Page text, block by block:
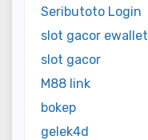
Seributoto Login
slot gacor ewallet
slot gacor
M88 link
bokep
gelek4d